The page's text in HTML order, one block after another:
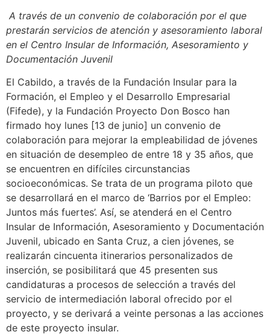
A través de un convenio de colaboración por el que
prestarán servicios de atención y asesoramiento laboral
en el Centro Insular de Información, Asesoramiento y
Documentación Juvenil
El Cabildo, a través de la Fundación Insular para la
Formación, el Empleo y el Desarrollo Empresarial
(Fifede), y la Fundación Proyecto Don Bosco han
firmado hoy lunes [13 de junio] un convenio de
colaboración para mejorar la empleabilidad de jóvenes
en situación de desempleo de entre 18 y 35 años, que
se encuentren en difíciles circunstancias
socioeconómicas. Se trata de un programa piloto que
se desarrollará en el marco de ‘Barrios por el Empleo:
Juntos más fuertes’. Así, se atenderá en el Centro
Insular de Información, Asesoramiento y Documentación
Juvenil, ubicado en Santa Cruz, a cien jóvenes, se
realizarán cincuenta itinerarios personalizados de
inserción, se posibilitará que 45 presenten sus
candidaturas a procesos de selección a través del
servicio de intermediación laboral ofrecido por el
proyecto, y se derivará a veinte personas a las acciones
de este proyecto insular.